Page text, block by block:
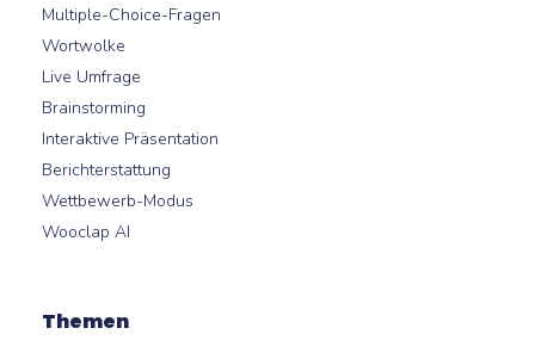
Multiple-Choice-Fragen
Wortwolke
Live Umfrage
Brainstorming
Interaktive Präsentation
Berichterstattung
Wettbewerb-Modus
Wooclap AI
Themen